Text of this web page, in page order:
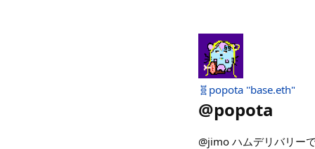
🧬popota ''base.eth"
@popota
@jimo ハムデリバリ